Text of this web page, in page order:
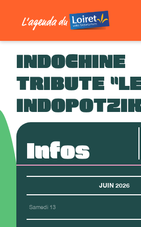
INDOCHINE
TRIBUTE
Infos
JUIN 2026
Samedi 13